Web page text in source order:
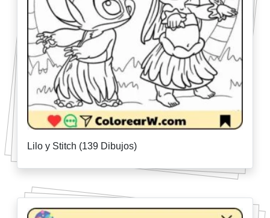
Lilo y Stitch (139 Dibujos)